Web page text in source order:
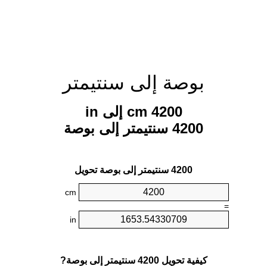
بوصة إلى سنتيمتر
4200 cm إلى in
4200 سنتيمتر إلى بوصة
4200 سنتيمتر إلى بوصة تحويل
cm
=
in
كيفية تحويل 4200 سنتيمتر إلى بوصة?